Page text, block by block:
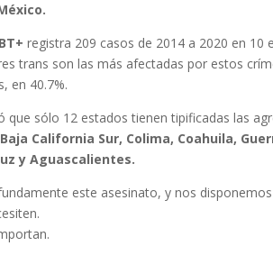
registra 209 casos de 2014 a 2020 en
trans son las más afectadas por estos
en 40.7%.
que sólo 12 estados tienen tipificadas las
California Sur, Colima, Coahuila,
y Aguascalientes.
este asesinato, y nos